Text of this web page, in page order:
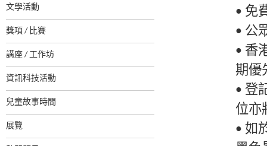
文學活動
獎項 / 比賽
講座 / 工作坊
資訊科技活動
兒童故事時間
展覽
• 免
• 公
• 香
期優
• 登
位亦
• 如